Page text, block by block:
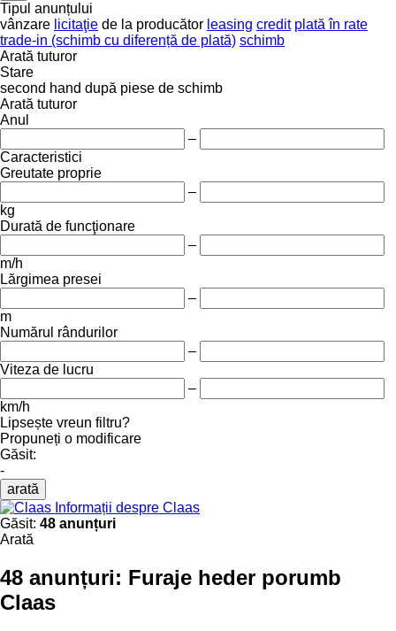
Tipul anunțului
vânzare licitaţie de la producător leasing credit plată în rate
trade-in (schimb cu diferență de plată) schimb
Arată tuturor
Stare
second hand după piese de schimb
Arată tuturor
Anul
–
Caracteristici
Greutate proprie
–
kg
Durată de funcţionare
–
m/h
Lărgimea presei
–
m
Numărul rândurilor
–
Viteza de lucru
–
km/h
Lipsește vreun filtru?
Propuneți o modificare
Găsit:
-
arată
Informații despre Claas
Găsit: 48 anunțuri
Arată
48 anunțuri: Furaje heder porumb
Claas